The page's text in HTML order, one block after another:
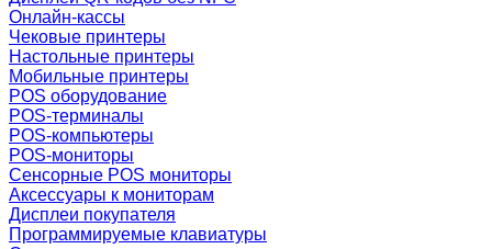
Онлайн-кассы
Чековые принтеры
Настольные принтеры
Мобильные принтеры
POS оборудование
POS-терминалы
POS-компьютеры
POS-мониторы
Сенсорные POS мониторы
Аксессуары к мониторам
Дисплеи покупателя
Программируемые клавиатуры